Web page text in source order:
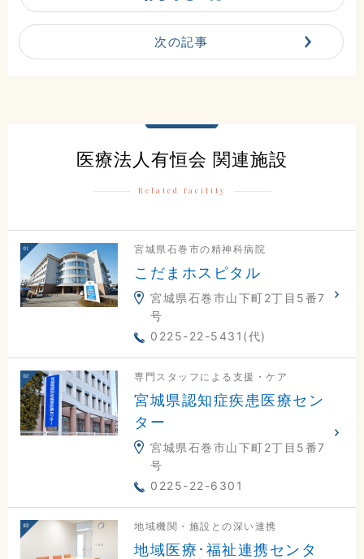
交通アクセスはこちら
お問合せ
次の記事
医療法人有恒会 関連施設
Related facility
宮城県石巻市の精神科病院
こだまホスピタル
宮城県石巻市山下町2丁目5番7
号
0225-22-5431(代)
専門スタッフによる支援・ケア
宮城県認知症疾患医療セン
ター
宮城県石巻市山下町2丁目5番7
号
0225-22-6301
地域機関・施設との深い連携
地域医療･福祉連携センタ